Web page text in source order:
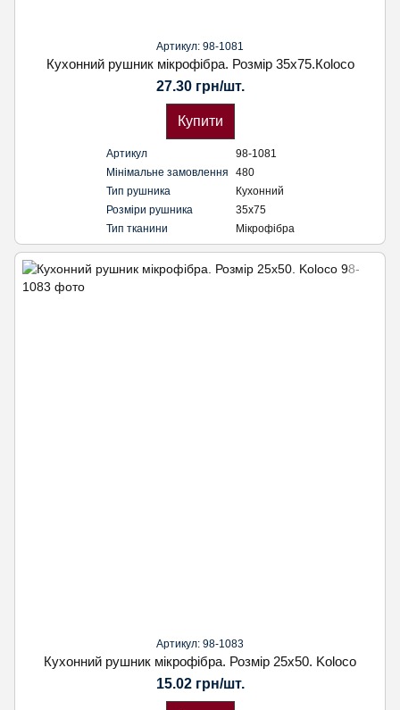
Артикул: 98-1081
Кухонний рушник мікрофібра. Розмір 35х75.Кoloco
27.30 грн/шт.
Купити
Артикул
98-1081
Мінімальне замовлення
480
Тип рушника
Кухонний
Розміри рушника
35х75
Тип тканини
Мікрофібра
Артикул: 98-1083
Кухонний рушник мікрофібра. Розмір 25х50. Koloco
15.02 грн/шт.